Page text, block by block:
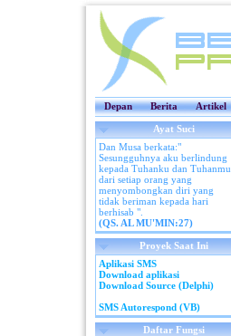
Depan Berita Artikel
Ayat Suci
Dan Musa berkata:"
Sesungguhnya aku berlindung
kepada Tuhanku dan Tuhanmu
dari setiap orang yang
menyombongkan diri yang
tidak beriman kepada hari
berhisab ".
(QS. AL MU'MIN:27)
Proyek Saat Ini
Aplikasi SMS
Download aplikasi
Download Source (Delphi)
SMS Autorespond (VB)
Daftar Fungsi